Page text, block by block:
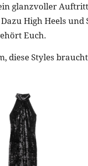
glanzvoller
High Heels und
Euch.
diese Styles